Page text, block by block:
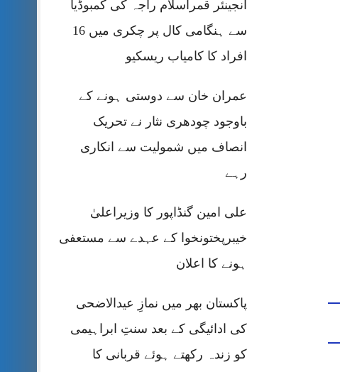
انجینئر قمراسلام راجہ کی کمبوڈیا
سے ہنگامی کال پر چکری میں 16
افراد کا کامیاب ریسکیو
عمران خان سے دوستی ہونے کے
باوجود چودھری نثار نے تحریک
انصاف میں شمولیت سے انکاری
رہے
علی امین گنڈاپور کا وزیراعلیٰ
خیبرپختونخوا کے عہدے سے مستعفی
ہونے کا اعلان
پاکستان بھر میں نمازِ عیدالاضحی
کی ادائیگی کے بعد سنتِ ابراہیمی
کو زندہ رکھتے ہوئے قربانی کا